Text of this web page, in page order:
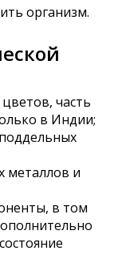
организм.
часть
в Индии;
металлов и
в том